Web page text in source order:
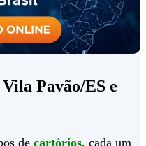
Pavão/ES e
de cartórios, cada um